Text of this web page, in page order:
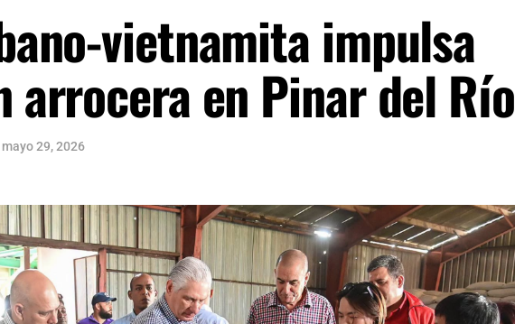
vietnamita impulsa
arrocera en Pinar del Río
mayo 29, 2026